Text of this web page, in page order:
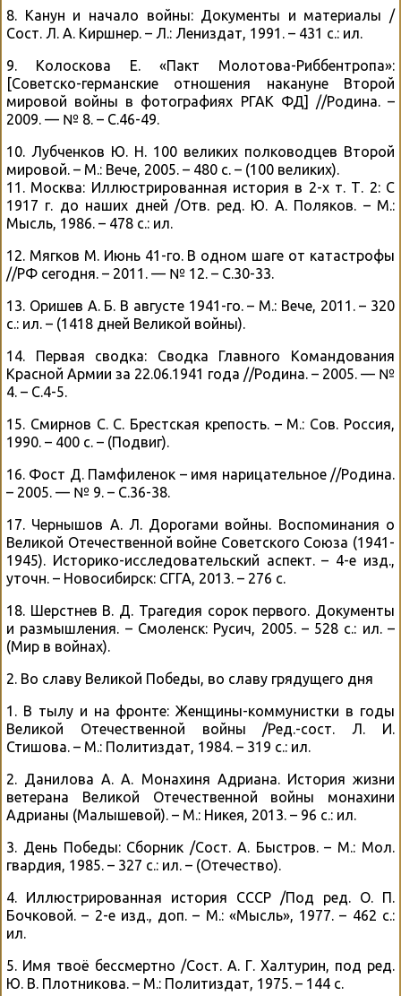
8. Канун и начало войны: Документы и материалы /
Сост. Л. А. Киршнер. – Л.: Лениздат, 1991. – 431 с.: ил.
9. Колоскова Е. «Пакт Молотова-Риббентропа»:
[Советско-германские отношения накануне Второй
мировой войны в фотографиях РГАК ФД] //Родина. –
2009. — № 8. – С.46-49.
10. Лубченков Ю. Н. 100 великих полководцев Второй
мировой. – М.: Вече, 2005. – 480 с. – (100 великих).
11. Москва: Иллюстрированная история в 2-х т. Т. 2: С
1917 г. до наших дней /Отв. ред. Ю. А. Поляков. – М.:
Мысль, 1986. – 478 с.: ил.
12. Мягков М. Июнь 41-го. В одном шаге от катастрофы
//РФ сегодня. – 2011. — № 12. – С.30-33.
13. Оришев А. Б. В августе 1941-го. – М.: Вече, 2011. – 320
с.: ил. – (1418 дней Великой войны).
14. Первая сводка: Сводка Главного Командования
Красной Армии за 22.06.1941 года //Родина. – 2005. — №
4. – С.4-5.
15. Смирнов С. С. Брестская крепость. – М.: Сов. Россия,
1990. – 400 с. – (Подвиг).
16. Фост Д. Памфиленок – имя нарицательное //Родина.
– 2005. — № 9. – С.36-38.
17. Чернышов А. Л. Дорогами войны. Воспоминания о
Великой Отечественной войне Советского Союза (1941-
1945). Историко-исследовательский аспект. – 4-е изд.,
уточн. – Новосибирск: СГГА, 2013. – 276 с.
18. Шерстнев В. Д. Трагедия сорок первого. Документы
и размышления. – Смоленск: Русич, 2005. – 528 с.: ил. –
(Мир в войнах).
2. Во славу Великой Победы, во славу грядущего дня
1. В тылу и на фронте: Женщины-коммунистки в годы
Великой Отечественной войны /Ред.-сост. Л. И.
Стишова. – М.: Политиздат, 1984. – 319 с.: ил.
2. Данилова А. А. Монахиня Адриана. История жизни
ветерана Великой Отечественной войны монахини
Адрианы (Малышевой). – М.: Никея, 2013. – 96 с.: ил.
3. День Победы: Сборник /Сост. А. Быстров. – М.: Мол.
гвардия, 1985. – 327 с.: ил. – (Отечество).
4. Иллюстрированная история СССР /Под ред. О. П.
Бочковой. – 2-е изд., доп. – М.: «Мысль», 1977. – 462 с.:
ил.
5. Имя твоё бессмертно /Сост. А. Г. Халтурин, под ред.
Ю. В. Плотникова. – М.: Политиздат, 1975. – 144 с.